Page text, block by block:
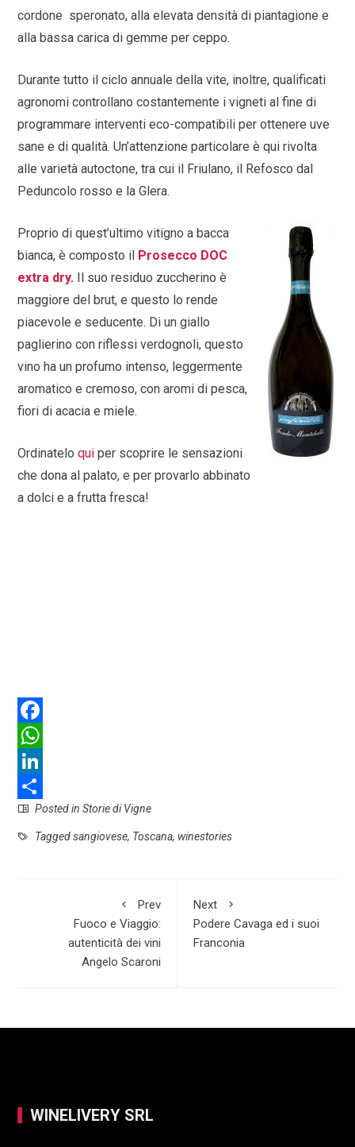
cordone speronato, alla elevata densità di piantagione e
alla bassa carica di gemme per ceppo.
Durante tutto il ciclo annuale della vite, inoltre, qualificati
agronomi controllano costantemente i vigneti al fine di
programmare interventi eco-compatibili per ottenere uve
sane e di qualità. Un’attenzione particolare è qui rivolta
alle varietà autoctone, tra cui il Friulano, il Refosco dal
Peduncolo rosso e la Glera.
Proprio di quest’ultimo vitigno a bacca
bianca, è composto il Prosecco DOC
extra dry. Il suo residuo zuccherino è
maggiore del brut, e questo lo rende
piacevole e seducente. Di un giallo
paglierino con riflessi verdognoli, questo
vino ha un profumo intenso, leggermente
aromatico e cremoso, con aromi di pesca,
fiori di acacia e miele.
Ordinateloqui per scoprire le sensazioni
che dona al palato, e per provarlo abbinato
a dolci e a frutta fresca!
F
a
c
e
b
W
h
a
t
L
i
n
S
h
Posted inStorie di Vigne
Taggedsangiovese, Toscana, winestories
Prev
Fuoco e Viaggio:
autenticità dei vini
Angelo Scaroni
Next
Podere Cavaga ed i suoi
Franconia
WINELIVERY SRL